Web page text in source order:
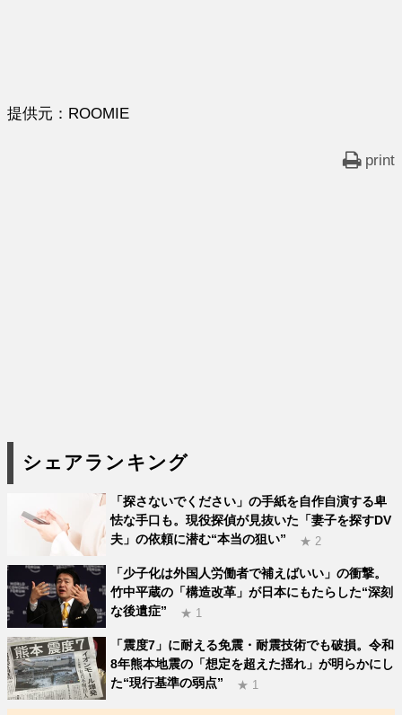
提供元：ROOMIE
print
シェアランキング
「探さないでください」の手紙を自作自演する卑
怯な手口も。現役探偵が見抜いた「妻子を探すDV
夫」の依頼に潜む“本当の狙い”
★ 2
「少子化は外国人労働者で補えばいい」の衝撃。
竹中平蔵の「構造改革」が日本にもたらした“深刻
な後遺症”
★ 1
「震度7」に耐える免震・耐震技術でも破損。令和
8年熊本地震の「想定を超えた揺れ」が明らかにし
た“現行基準の弱点”
★ 1